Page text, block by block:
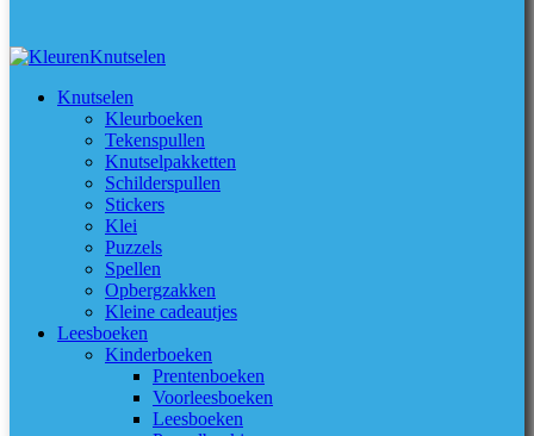
Knutselen
Kleurboeken
Tekenspullen
Knutselpakketten
Schilderspullen
Stickers
Klei
Puzzels
Spellen
Opbergzakken
Kleine cadeautjes
Leesboeken
Kinderboeken
Prentenboeken
Voorleesboeken
Leesboeken